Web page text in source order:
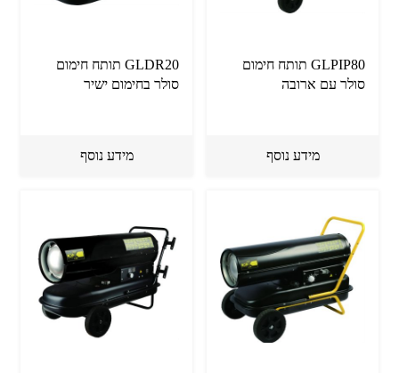
GLPIP80 תותח חימום
סולר עם ארובה
מידע נוסף
GLDR20 תותח חימום
סולר בחימום ישיר
מידע נוסף